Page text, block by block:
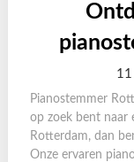
Pianostemmer
op zoek bent naar
Rotterdam, dan
Onze ervaren